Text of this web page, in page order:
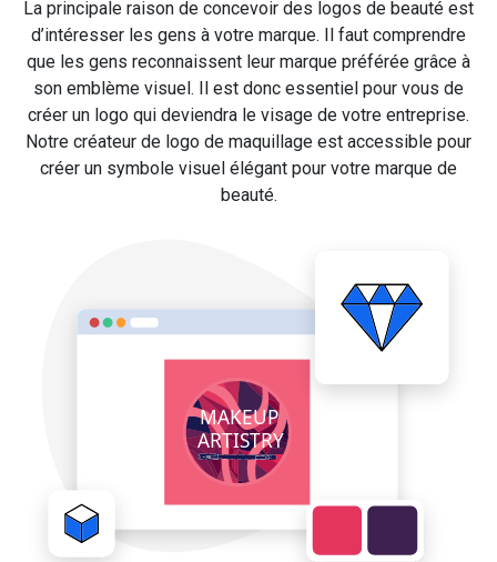
La principale raison de concevoir des logos de beauté est
d’intéresser les gens à votre marque. Il faut comprendre
que les gens reconnaissent leur marque préférée grâce à
son emblème visuel. Il est donc essentiel pour vous de
créer un logo qui deviendra le visage de votre entreprise.
Notre créateur de logo de maquillage est accessible pour
créer un symbole visuel élégant pour votre marque de
beauté.